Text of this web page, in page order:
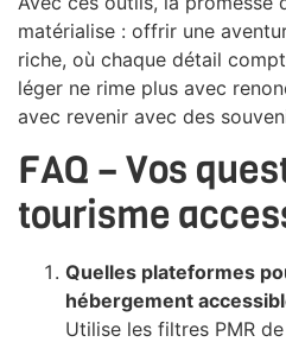
matérialise : offrir une
riche, où chaque détail
léger ne rime plus avec
avec revenir avec des
FAQ – Vos
tourisme
Quelles plateformes
hébergement
Utilise les filtres PMR